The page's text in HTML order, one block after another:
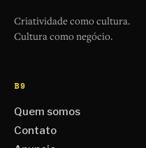
Criatividade como cultura.
Cultura como negócio.
B9
Quem somos
Contato